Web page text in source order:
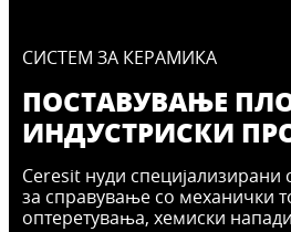
СИСТЕМ ЗА КЕРАМИКА
ПОСТАВУВАЊЕ
ИНДУСТРИСКИ
Ceresit нуди специјализирани
за справување со механички
оптеретувања, хемиски